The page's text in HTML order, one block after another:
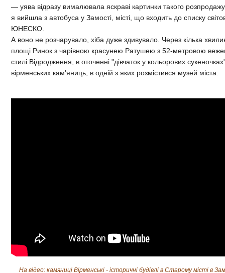
— уява відразу вималювала яскраві картинки такого
я вийшла з автобуса у Замості, місті, що входить до списку
ЮНЕСКО.
А воно не розчарувало, хіба дуже здивувало. Через кілька
площі Ринок з чарівною красунею Ратушею з 52-метровою
стилі Відродження, в оточенні "дівчаток у кольорових
вірменських кам'яниць, в одній з яких розмістився музей міста.
На відео: камяниці Вірменські - історичні будівлі в Старому місті в